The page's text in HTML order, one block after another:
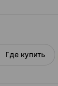
Где купить